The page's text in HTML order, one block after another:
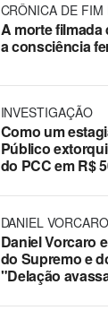
CRÔNICA DE FIM
A morte
a consciência
INVESTIGAÇÃO
Como um
Público
do PCC em R$
DANIEL VORCARO
Daniel Vorcaro
do Supremo e
"Delação